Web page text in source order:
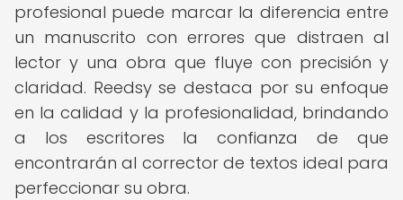
profesional puede marcar la diferencia entre
un manuscrito con errores que distraen al
lector y una obra que fluye con precisión y
claridad. Reedsy se destaca por su enfoque
en la calidad y la profesionalidad, brindando
a los escritores la confianza de que
encontrarán al corrector de textos ideal para
perfeccionar su obra.